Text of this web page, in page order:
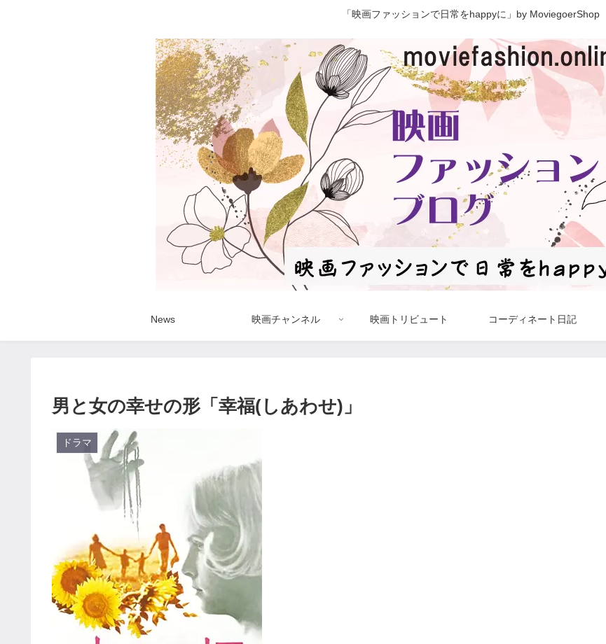
「映画ファッションで日常をhappyに」by MoviegoerShop
News 映画チャンネル 映画トリビュート コーディネート日記
男と女の幸せの形「幸福(しあわせ)」
ドラマ